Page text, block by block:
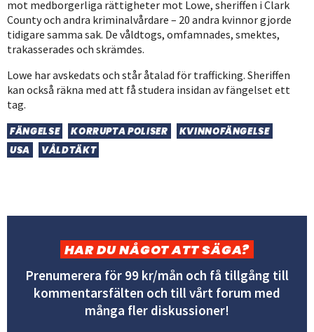
mot medborgerliga rättigheter mot Lowe, sheriffen i Clark
County och andra kriminalvårdare – 20 andra kvinnor gjorde
tidigare samma sak. De våldtogs, omfamnades, smektes,
trakasserades och skrämdes.
Lowe har avskedats och står åtalad för trafficking. Sheriffen
kan också räkna med att få studera insidan av fängelset ett
tag.
FÄNGELSE KORRUPTA POLISER
KVINNOFÄNGELSE
USA
VÅLDTÄKT
HAR DU NÅGOT ATT SÄGA?
Prenumerera för 99 kr/mån och få tillgång till
kommentarsfälten och till vårt forum med
många fler diskussioner!